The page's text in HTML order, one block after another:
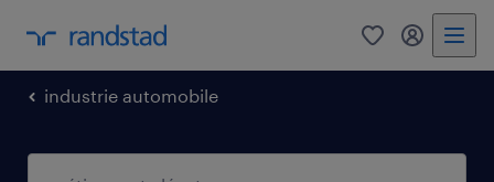
0 mon
industrie automobile